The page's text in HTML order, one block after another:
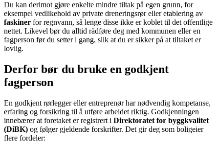
Du kan derimot gjøre enkelte mindre tiltak på egen grunn, for
eksempel vedlikehold av private dreneringsrør eller etablering av
faskiner for regnvann, så lenge disse ikke er koblet til det offentlige
nettet. Likevel bør du alltid rådføre deg med kommunen eller en
fagperson før du setter i gang, slik at du er sikker på at tiltaket er
lovlig.
Derfor bør du bruke en godkjent
fagperson
En godkjent rørlegger eller entreprenør har nødvendig kompetanse,
erfaring og forsikring til å utføre arbeidet riktig. Godkjenningen
innebærer at foretaket er registrert i Direktoratet for byggkvalitet
(DiBK) og følger gjeldende forskrifter. Det gir deg som boligeier
flere fordeler: